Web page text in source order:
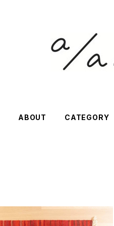
ABOUT CATEGORY